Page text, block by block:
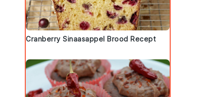
Cranberry Sinaasappel Brood Recept